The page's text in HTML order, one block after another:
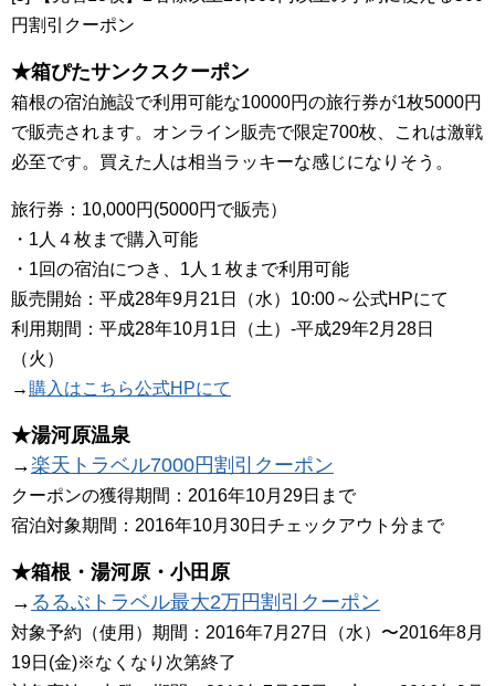
円割引クーポン
★箱ぴたサンクスクーポン
箱根の宿泊施設で利用可能な10000円の旅行券が1枚5000円
で販売されます。オンライン販売で限定700枚、これは激戦
必至です。買えた人は相当ラッキーな感じになりそう。
旅行券：10,000円(5000円で販売）
・1人４枚まで購入可能
・1回の宿泊につき、1人１枚まで利用可能
販売開始：平成28年9月21日（水）10:00～公式HPにて
利用期間：平成28年10月1日（土）-平成29年2月28日
（火）
→ 購入はこちら公式HPにて
★湯河原温泉
→楽天トラベル7000円割引クーポン
クーポンの獲得期間：2016年10月29日まで
宿泊対象期間：2016年10月30日チェックアウト分まで
★箱根・湯河原・小田原
→ るるぶトラベル最大2万円割引クーポン
対象予約（使用）期間：2016年7月27日（水）〜2016年8月
19日(金)※なくなり次第終了